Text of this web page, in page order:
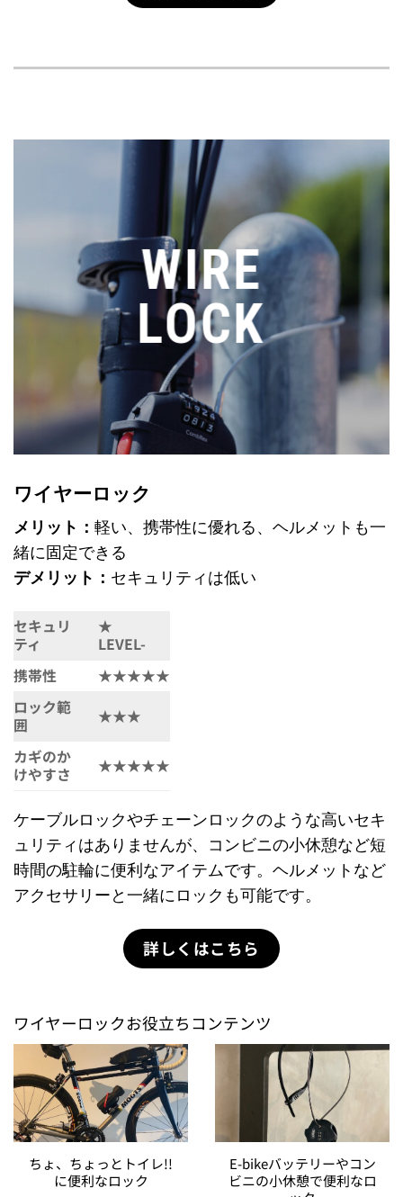
WIRE
LOCK
ワイヤーロック
メリット： 軽い、携帯性に優れる、ヘルメットも一
緒に固定できる
デメリット： セキュリティは低い
セキュリ
ティ
★
LEVEL-
携帯性
★★★★★
ロック範
囲
★★★
カギのか
けやすさ
★★★★★
ケーブルロックやチェーンロックのような高いセキ
ュリティはありませんが、コンビニの小休憩など短
時間の駐輪に便利なアイテムです。ヘルメットなど
アクセサリーと一緒にロックも可能です。
詳しくはこちら
ワイヤーロックお役立ちコンテンツ
ちょ、ちょっとトイレ!!
に便利なロック
E-bikeバッテリーやコン
ビニの小休憩で便利なロ